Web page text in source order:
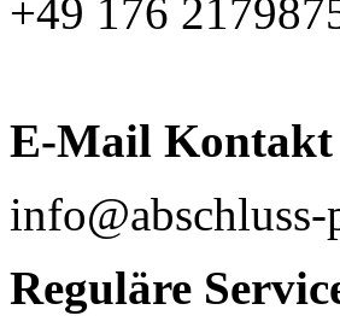
+49 176
E-Mail Kontakt
Reguläre